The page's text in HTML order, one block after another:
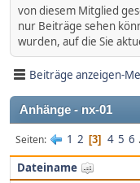
von diesem Mitglied
nur Beiträge sehen
wurden, auf die Sie
Beiträge anzeigen-
Anhänge - nx-01
Seiten 1 2 3 4 5 6
Dateiname